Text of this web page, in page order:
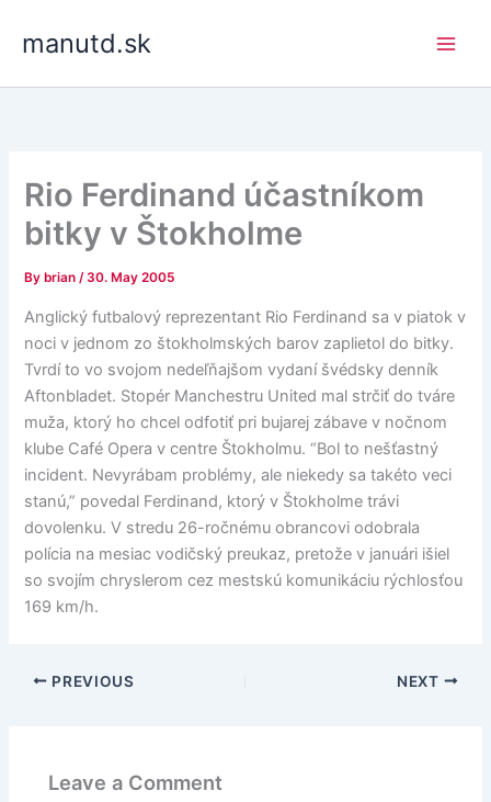
manutd.sk
Rio Ferdinand účastníkom
bitky v Štokholme
By brian/30. May 2005
Anglický futbalový reprezentant Rio Ferdinand sa v piatok v
noci v jednom zo štokholmských barov zaplietol do bitky.
Tvrdí to vo svojom nedeľňajšom vydaní švédsky denník
Aftonbladet. Stopér Manchestru United mal strčiť do tváre
muža, ktorý ho chcel odfotiť pri bujarej zábave v nočnom
klube Café Opera v centre Štokholmu. “Bol to nešťastný
incident. Nevyrábam problémy, ale niekedy sa takéto veci
stanú,” povedal Ferdinand, ktorý v Štokholme trávi
dovolenku. V stredu 26-ročnému obrancovi odobrala
polícia na mesiac vodičský preukaz, pretože v januári išiel
so svojím chryslerom cez mestskú komunikáciu rýchlosťou
169 km/h.
PREVIOUS NEXT
Leave a Comment